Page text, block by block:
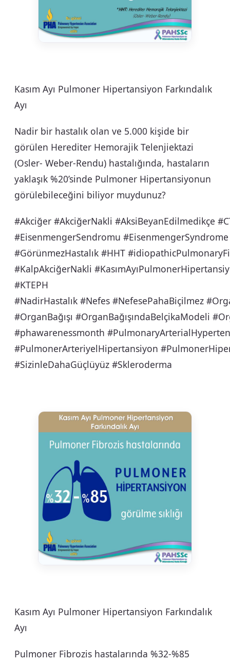
Kasım Ayı Pulmoner Hipertansiyon Farkındalık
Ayı
Nadir bir hastalık olan ve 5.000 kişide bir
görülen Herediter Hemorajik Telenjiektazi
(Osler- Weber-Rendu) hastalığında, hastaların
yaklaşık %20’sinde Pulmoner Hipertansiyonun
görülebileceğini biliyor muydunuz?
#Akciğer #AkciğerNakli #AksiBeyanEdilmedikçe
#EisenmengerSendromu
#GörünmezHastalık #HHT
#KalpAkciğerNakli
#KTEPH
#NadirHastalık #Nefes #NefesePahaBiçilmez
#OrganBağışı #OrganBağışındaBelçikaModeli
#phawarenessmonth
#PulmonerArteriyelHipertansiyon
#SizinleDahaGüçlüyüz #Skleroderma
Kasım Ayı Pulmoner Hipertansiyon Farkındalık
Ayı
Pulmoner Fibrozis hastalarında %32-%85